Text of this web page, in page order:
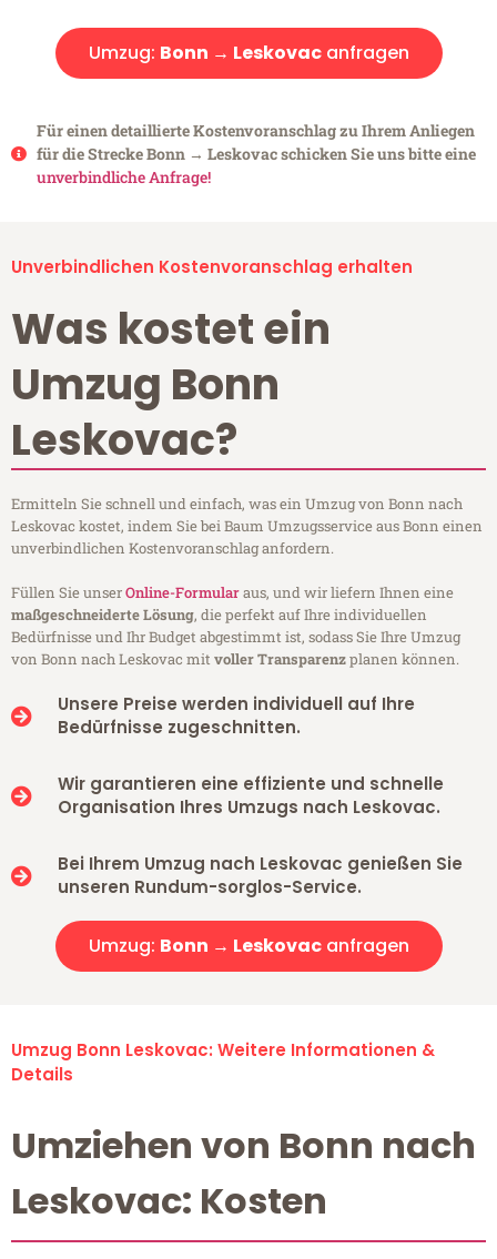
Umzug: Bonn → Leskovacanfragen
Für einen detaillierte Kostenvoranschlag zu Ihrem Anliegen
für die Strecke Bonn → Leskovac schicken Sie uns bitte eine
unverbindliche Anfrage!
Unverbindlichen Kostenvoranschlag erhalten
Was kostet ein
Umzug Bonn
Leskovac?
Ermitteln Sie schnell und einfach, was ein Umzug von Bonn nach
Leskovac kostet, indem Sie bei Baum Umzugsservice aus Bonn einen
unverbindlichen Kostenvoranschlag anfordern.
Füllen Sie unserOnline-Formularaus, und wir liefern Ihnen eine
maßgeschneiderte Lösung, die perfekt auf Ihre individuellen
Bedürfnisse und Ihr Budget abgestimmt ist, sodass Sie Ihre Umzug
von Bonn nach Leskovac mitvoller Transparenzplanen können.
Unsere Preise werden individuell auf Ihre
Bedürfnisse zugeschnitten.
Wir garantieren eine effiziente und schnelle
Organisation Ihres Umzugs nach Leskovac.
Bei Ihrem Umzug nach Leskovac genießen Sie
unseren Rundum-sorglos-Service.
Umzug: Bonn → Leskovacanfragen
Umzug Bonn Leskovac: Weitere Informationen &
Details
Umziehen von Bonn nach
Leskovac: Kosten